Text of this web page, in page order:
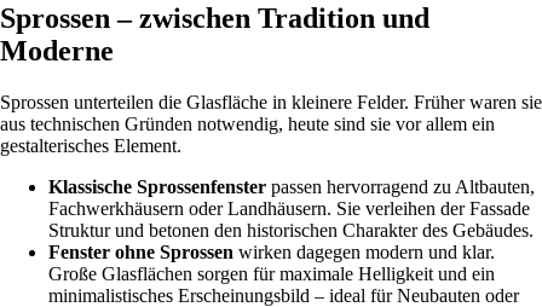
Sprossen – zwischen Tradition und
Moderne
Sprossen unterteilen die Glasfläche in kleinere Felder. Früher waren sie
aus technischen Gründen notwendig, heute sind sie vor allem ein
gestalterisches Element.
Klassische Sprossenfenster passen hervorragend zu Altbauten,
Fachwerkhäusern oder Landhäusern. Sie verleihen der Fassade
Struktur und betonen den historischen Charakter des Gebäudes.
Fenster ohne Sprossen wirken dagegen modern und klar.
Große Glasflächen sorgen für maximale Helligkeit und ein
minimalistisches Erscheinungsbild – ideal für Neubauten oder